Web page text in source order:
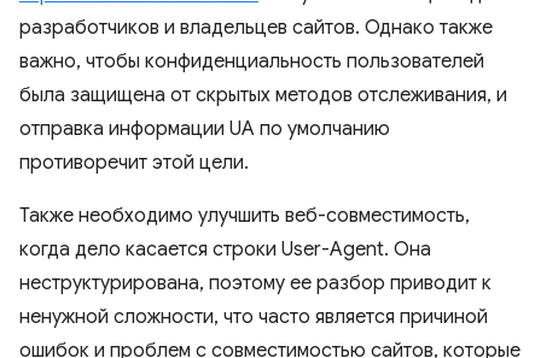
разработчиков и владельцев сайтов. Однако также
важно, чтобы конфиденциальность пользователей
была защищена от скрытых методов отслеживания, и
отправка информации UA по умолчанию
противоречит этой цели.
Также необходимо улучшить веб-совместимость,
когда дело касается строки User-Agent. Она
неструктурирована, поэтому ее разбор приводит к
ненужной сложности, что часто является причиной
ошибок и проблем с совместимостью сайтов, которые